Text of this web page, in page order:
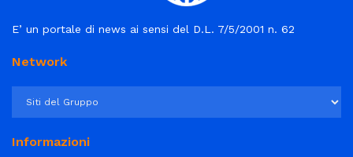
E’ un portale di news ai sensi del D.L. 7/5/2001 n. 62
Network
Informazioni